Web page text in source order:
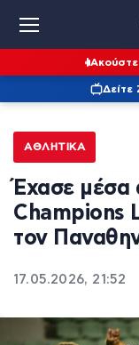
Δείτε
ΑΘΛΗΤΙΚΆ
Έχασε μέσα
Champions
τον
17.05.2026, 21:52